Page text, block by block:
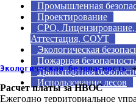
Промышленная
Проектирование
СРО,
Аттестация, СОУТ
Экологическая
Пожарная безопасность
Транспортная
Использование лесов
Экологическая безопасность
Расчет платы за НВОС
Ежегодно территориальное